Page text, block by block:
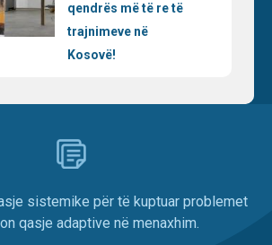
qendrës më të re të
trajnimeve në
Kosovë!
sistemike për të kuptuar problemet
qasje adaptive në menaxhim.